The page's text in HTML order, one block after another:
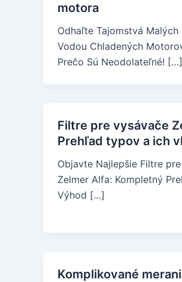
motora
Odhaľte Tajomstvá
Vodou Chladených
Prečo Sú Neodolateľné! […]
Filtre pre vysávače
Prehľad typov a ich
Objavte Najlepšie Filtre
Zelmer Alfa: Kompletný
Výhod […]
Komplikované